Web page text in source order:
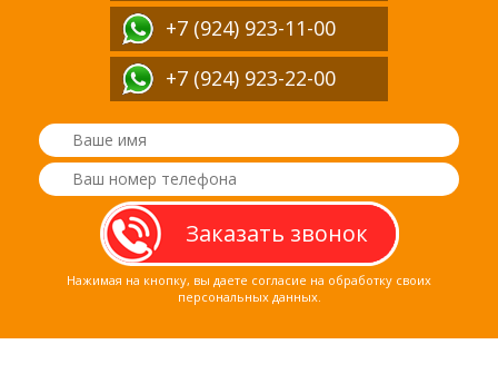
+7 (924) 923-11-00
+7 (924) 923-22-00
Нажимая на кнопку, вы даете согласие на обработку своих
персональных данных.